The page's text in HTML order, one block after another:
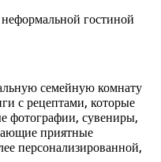
семейную комнату
с рецептами, которые
фотографии, сувениры,
приятные
персонализированной,